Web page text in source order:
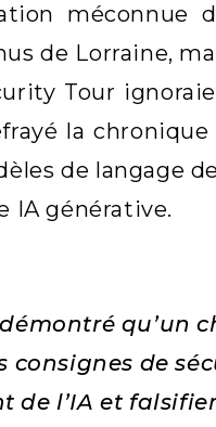
méconnue
de Lorraine,
Tour
la
de langage
IA générative.
qu’un
consignes de
de l’IA et